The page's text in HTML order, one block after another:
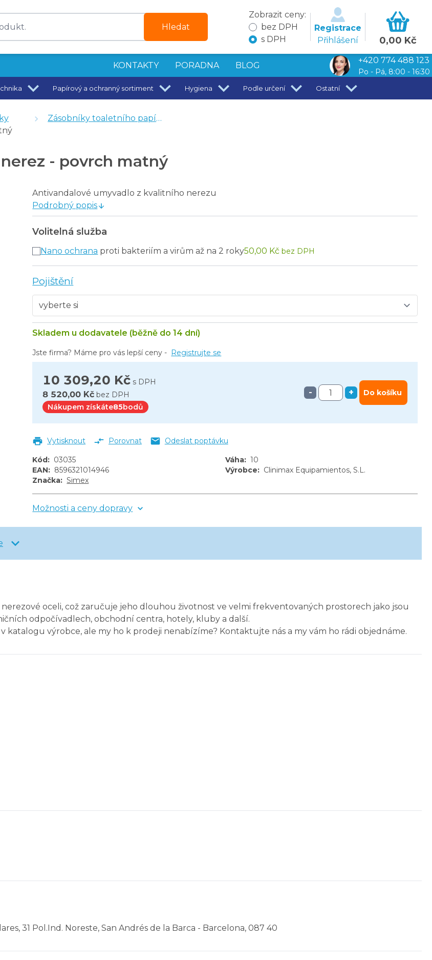
Hledat
Zobrazit ceny:
bez DPH
s DPH
Registrace
Přihlášení
0,00 Kč
KONTAKTY PORADNA BLOG
+420 774 488 123
Po - Pá, 8:00 - 16:30
Papírový a ochranný sortiment Hygiena Podle určení Ostatní
Zásobníky toaletního papíru
- povrch matný
Antivandalové umyvadlo z kvalitního nerezu
Podrobný popis
10 309,20 Kč s DPH
8 520,00 Kč bez DPH
Nákupem získáte85bodů
- + Do košíku
Skladem u dodavatele (běžně do 14 dní)
Volitelná služba
Nano ochrana proti bakteriím a virům až na 2 roky50,00 Kč bez DPH
Pojištění
Jste firma? Máme pro vás lepší ceny - Registrujte se
Vytisknout Porovnat Odeslat poptávku
Kód: 03035 Váha: 10
EAN: 8596321014946 Výrobce: Clinimax Equipamientos, S.L.
Značka: Simex
Možnosti a ceny dopravy
oceli, což zaručuje jeho dlouhou životnost ve velmi frekventovaných prostorech jako jsou
odpočívadlech, obchodní centra, hotely, kluby a další.
katalogu výrobce, ale my ho k prodeji nenabízíme? Kontaktujte nás a my vám ho rádi objednáme.
31 Pol.Ind. Noreste, San Andrés de la Barca - Barcelona, 087 40